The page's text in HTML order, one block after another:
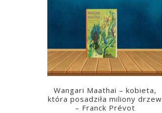
Wangari Maathai – kobieta,
która posadziła miliony drzew
– Franck Prévot